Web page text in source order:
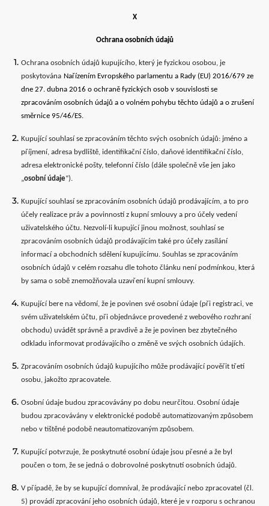
X
Ochrana osobních údajů
Ochrana osobních údajů kupujícího, který je fyzickou osobou, je
poskytována Nařízením Evropského parlamentu a Rady (EU) 2016/679 ze
dne 27. dubna 2016 o ochraně fyzických osob v souvislosti se
zpracováním osobních údajů a o volném pohybu těchto údajů a o zrušení
směrnice 95/46/ES.
Kupující souhlasí se zpracováním těchto svých osobních údajů: jméno a
příjmení, adresa bydliště, identifikační číslo, daňové identifikační číslo,
adresa elektronické pošty, telefonní číslo (dále společně vše jen jako
„osobní údaje“).
Kupující souhlasí se zpracováním osobních údajů prodávajícím, a to pro
účely realizace práv a povinností z kupní smlouvy a pro účely vedení
uživatelského účtu. Nezvolí-li kupující jinou možnost, souhlasí se
zpracováním osobních údajů prodávajícím také pro účely zasílání
informací a obchodních sdělení kupujícímu. Souhlas se zpracováním
osobních údajů v celém rozsahu dle tohoto článku není podmínkou, která
by sama o sobě znemožňovala uzavření kupní smlouvy.
Kupující bere na vědomí, že je povinen své osobní údaje (při registraci, ve
svém uživatelském účtu, při objednávce provedené z webového rozhraní
obchodu) uvádět správně a pravdivě a že je povinen bez zbytečného
odkladu informovat prodávajícího o změně ve svých osobních údajích.
Zpracováním osobních údajů kupujícího může prodávající pověřit třetí
osobu, jakožto zpracovatele.
Osobní údaje budou zpracovávány po dobu neurčitou. Osobní údaje
budou zpracovávány v elektronické podobě automatizovaným způsobem
nebo v tištěné podobě neautomatizovaným způsobem.
Kupující potvrzuje, že poskytnuté osobní údaje jsou přesné a že byl
poučen o tom, že se jedná o dobrovolné poskytnutí osobních údajů.
V případě, že by se kupující domníval, že prodávající nebo zpracovatel (čl.
5) provádí zpracování jeho osobních údajů, které je v rozporu s ochranou